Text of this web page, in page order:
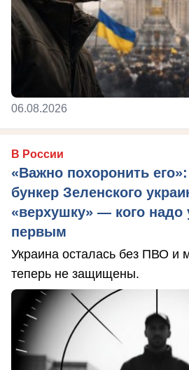
06.08.2026
В России
«Важно похоронить
бункер Зеленского
«верхушку» — кого надо
первым
Украина осталась без ПВО и
теперь не защищены.